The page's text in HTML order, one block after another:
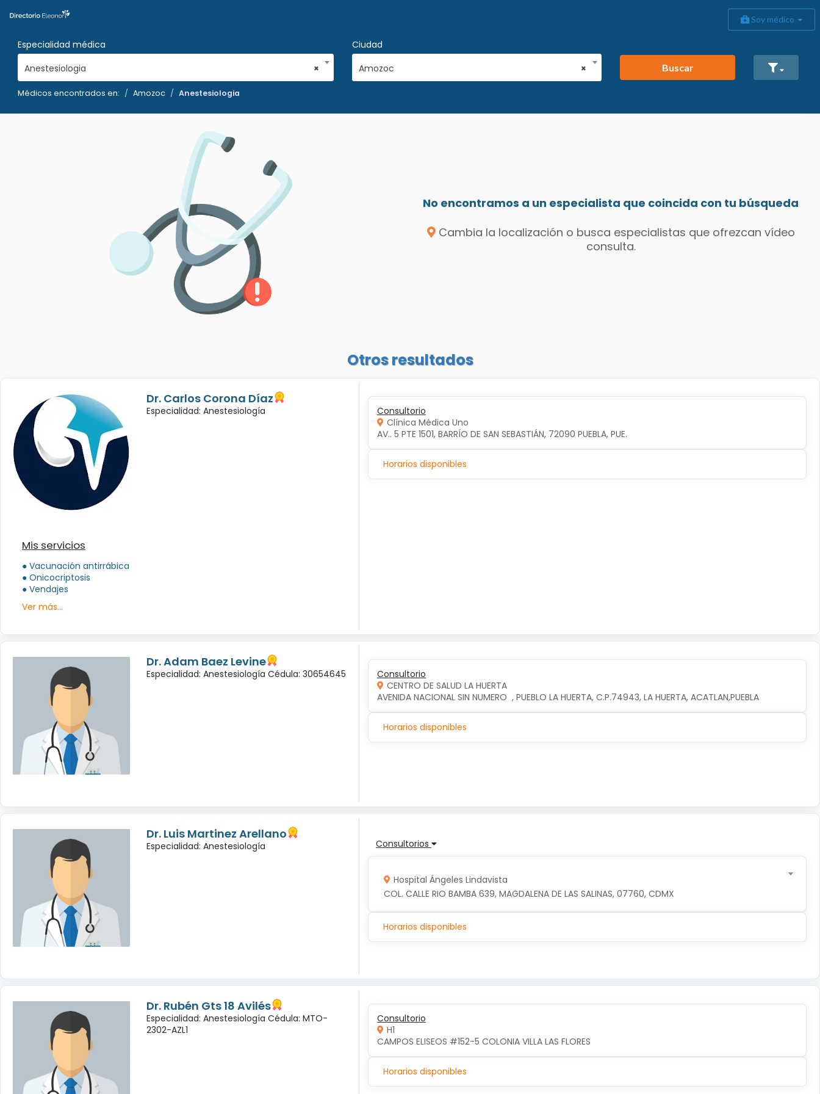
Soy médico
Especialidad médica
×
Anestesiologia
Ciudad
×
Amozoc Buscar
Médicos encontrados en: Amozoc Anestesiologia
No encontramos a un especialista que coincida con tu búsqueda
Cambia la localización o busca especialistas que ofrezcan vídeo
consulta.
Otros resultados
Dr. Carlos Corona Díaz
Especialidad: Anestesiología
Mis servicios
● Vacunación antirrábica
● Onicocriptosis
● Vendajes
Ver más...
Consultorio
Clínica Médica Uno
AV.. 5 PTE 1501, BARRÍO DE SAN SEBASTIÁN, 72090 PUEBLA, PUE.
Horarios disponibles
Dr. Adam Baez Levine
Especialidad: Anestesiología Cédula: 30654645
Consultorio
CENTRO DE SALUD LA HUERTA
AVENIDA NACIONAL SIN NUMERO  , PUEBLO LA HUERTA, C.P.74943, LA HUERTA, ACATLAN,PUEBLA
Horarios disponibles
Dr. Luis Martinez Arellano
Especialidad: Anestesiología Consultorios
Hospital Ángeles Lindavista
COL. CALLE RIO BAMBA 639, MAGDALENA DE LAS SALINAS, 07760, CDMX
Horarios disponibles
Dr. Rubén Gts 18 Avilés
Especialidad: Anestesiología Cédula: MTO-
2302-AZL1
Consultorio
H1
CAMPOS ELISEOS #152-5 COLONIA VILLA LAS FLORES
Horarios disponibles